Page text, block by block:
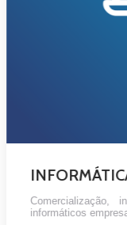
informáticos